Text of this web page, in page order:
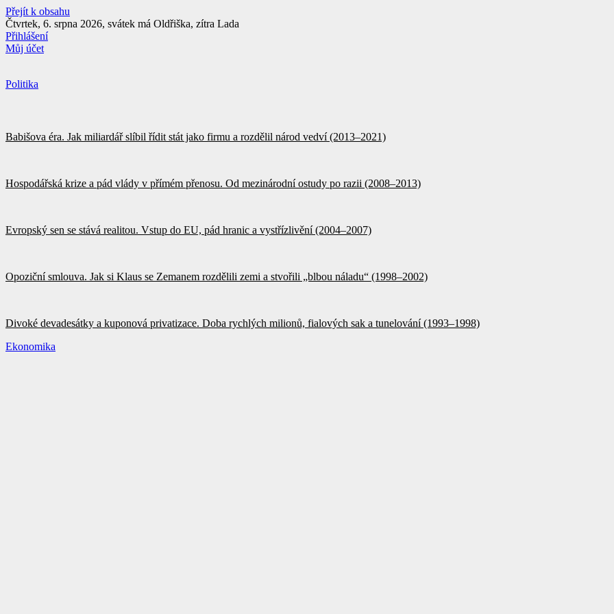
Přejít k obsahu
Čtvrtek, 6. srpna 2026, svátek má Oldřiška, zítra Lada
Přihlášení
Můj účet
Politika
Babišova éra. Jak miliardář slíbil řídit stát jako firmu a rozdělil národ vedví (2013–2021)
Hospodářská krize a pád vlády v přímém přenosu. Od mezinárodní ostudy po razii (2008–2013)
Evropský sen se stává realitou. Vstup do EU, pád hranic a vystřízlivění (2004–2007)
Opoziční smlouva. Jak si Klaus se Zemanem rozdělili zemi a stvořili „blbou náladu“ (1998–2002)
Divoké devadesátky a kuponová privatizace. Doba rychlých milionů, fialových sak a tunelování (1993–1998)
Ekonomika